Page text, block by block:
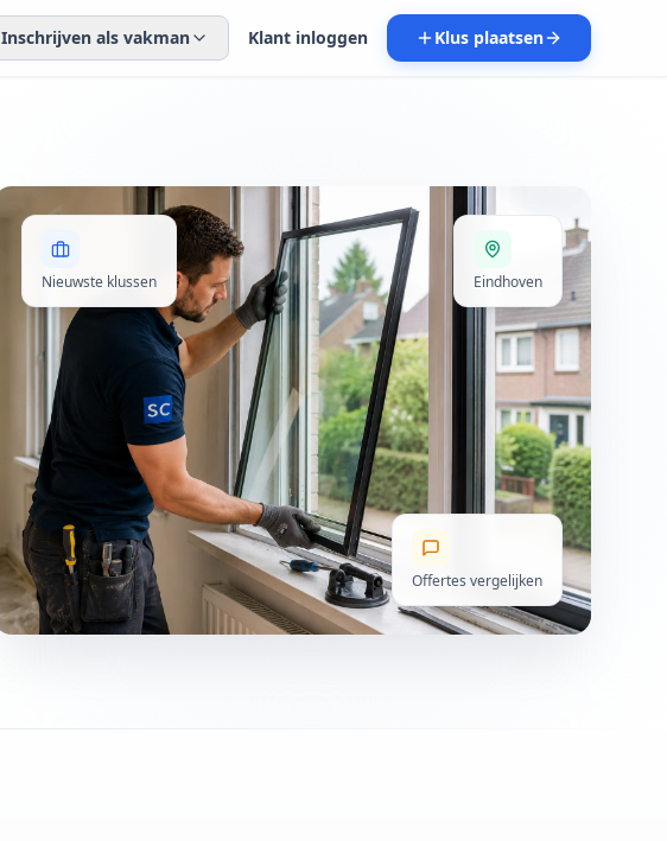
Inschrijven als vakman Klant inloggen Klus plaatsen
Nieuwste klussen Eindhoven
Offertes vergelijken